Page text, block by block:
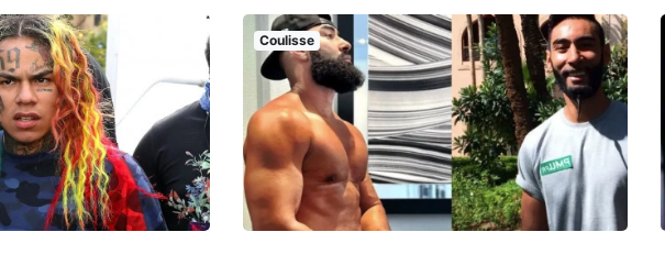
Coulisse